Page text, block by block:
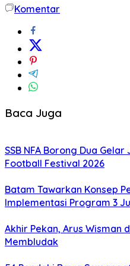
Komentar
Baca Juga
SSB NFA Borong Dua
Football Festival 2026
Batam Tawarkan Konsep
Implementasi Program 3
Akhir Pekan, Arus Wisman
Membludak